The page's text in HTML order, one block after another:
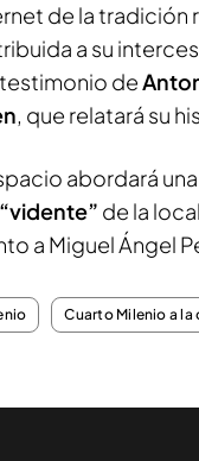
de la tradición
a su
de
, que relatará su
abordará
de la
a Miguel Ángel
Cuarto Milenio a la